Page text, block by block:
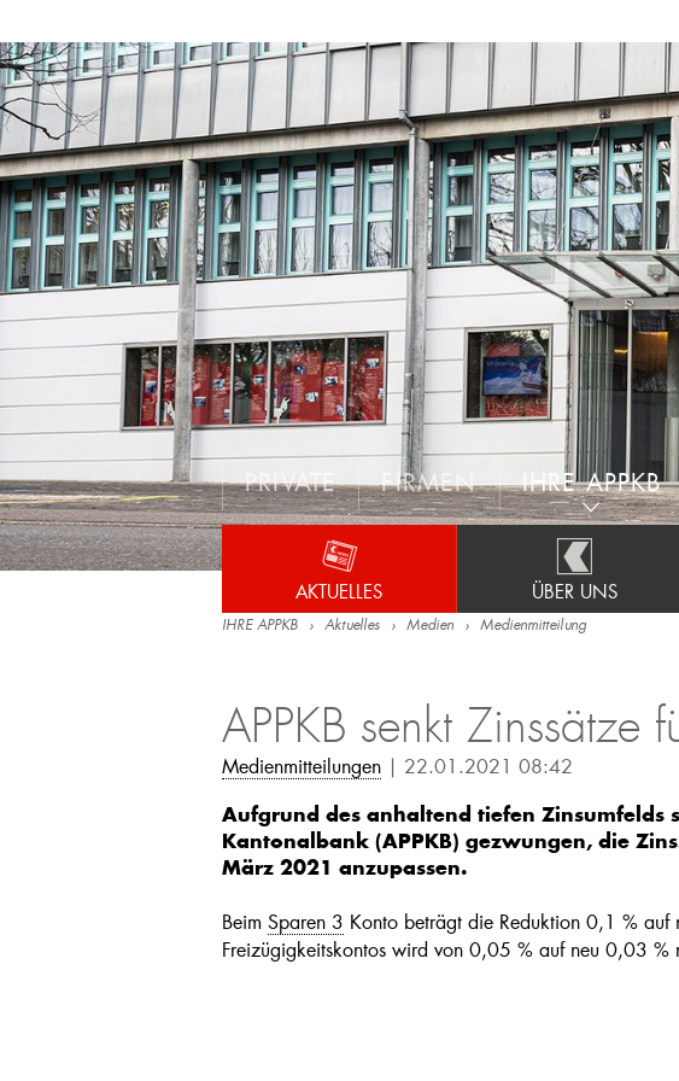
PRIVATE FIRMEN IHRE APPKB
AKTUELLES ÜBER UNS
IHRE APPKB Aktuelles Medien Medienmitteilung
APPKB senkt Zinssätze
Medienmitteilungen | 22.01.2021 08:42
Aufgrund des anhaltend tiefen Zinsumfelds
Kantonalbank (APPKB) gezwungen, die
März 2021 anzupassen.
Beim Sparen 3 Konto beträgt die Reduktion 0,1 % auf
Freizügigkeitskontos wird von 0,05 % auf neu 0,03 %